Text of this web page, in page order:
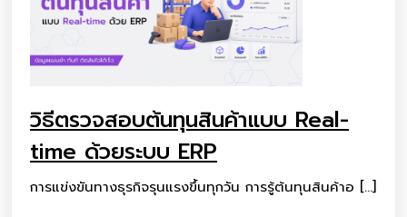
วิธีตรวจสอบต้นทุนสินค้าแบบ Real-
time ด้วยระบบ ERP
การแข่งขันทางธุรกิจรุนแรงขึ้นทุกวัน การรู้ต้นทุนสินค้าอ […]